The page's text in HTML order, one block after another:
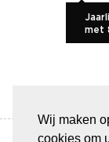
Wij maken
cookies om
met